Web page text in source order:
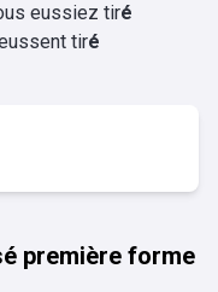
eussiez tiré
tiré
première forme